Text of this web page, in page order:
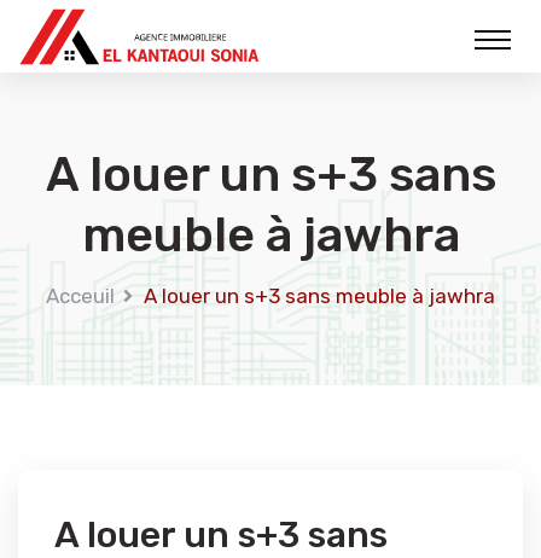
A louer un s+3 sans
meuble à jawhra
Acceuil A louer un s+3 sans meuble à jawhra
A louer un s+3 sans